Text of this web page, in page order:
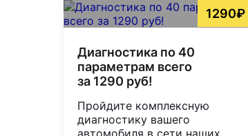
1290₽
Диагностика по 40
параметрам всего
за 1290 руб!
Пройдите комплексную
диагностику вашего
автомобиля в сети наших